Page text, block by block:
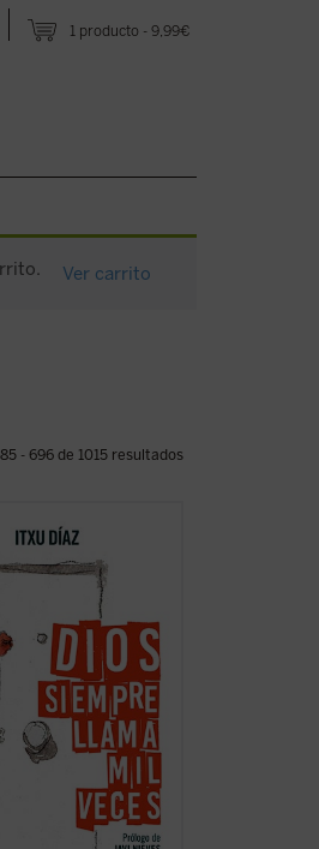
1 producto 9,99€
Ver carrito
- 696 de 1015 resultados
John Wayne, Juan
The Blues Brothers
los cristianos
guerra siria y el
Básico?
Itxu Díaz
ficha)